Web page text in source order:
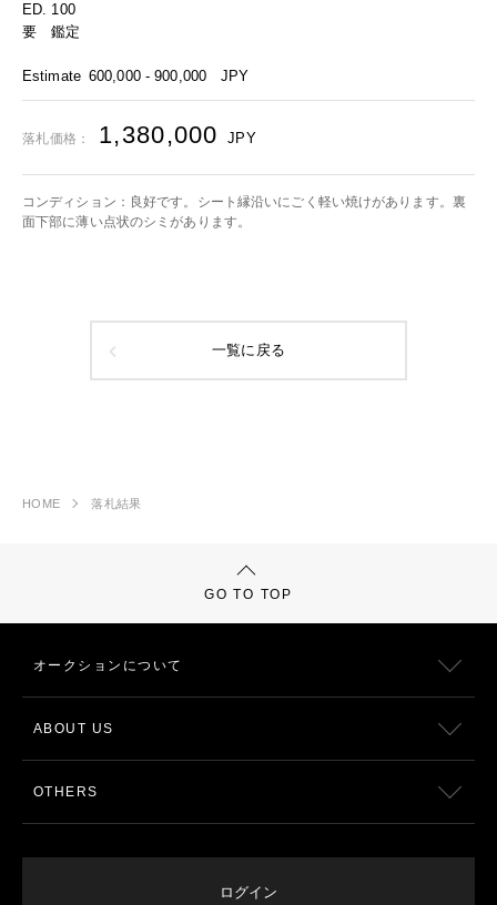
ED. 100
要 鑑定
Estimate 600,000 - 900,000 JPY
落札価格： 1,380,000 JPY
コンディション：良好です。シート縁沿いにごく軽い焼けがあります。裏
面下部に薄い点状のシミがあります。
一覧に戻る
HOME 落札結果
GO TO TOP
オークションについて
ABOUT US
OTHERS
ログイン